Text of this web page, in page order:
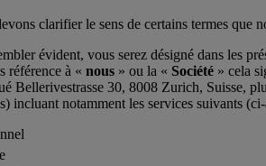
clarifier le sens de certains termes que
évident, vous serez désigné dans les
référence à « nous » ou la « Société » cela
Bellerivestrasse 30, 8008 Zurich, Suisse,
incluant notamment les services suivants